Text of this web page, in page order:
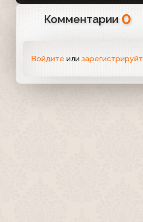
Комментарии 0
Войдите или